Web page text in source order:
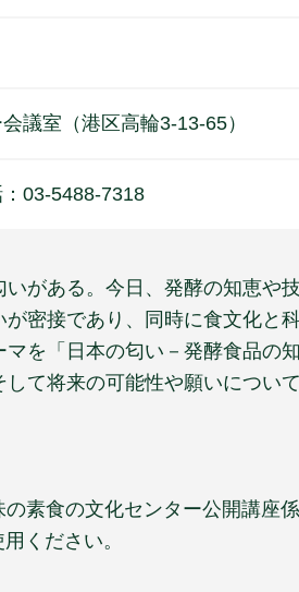
議室（港区高輪3-13-65）
03-5488-7318
がある。今日、発酵の知恵や
密接であり、同時に食文化と
を「日本の匂い－発酵食品
て将来の可能性や願いについ
食の文化センター公開講座係
ください。